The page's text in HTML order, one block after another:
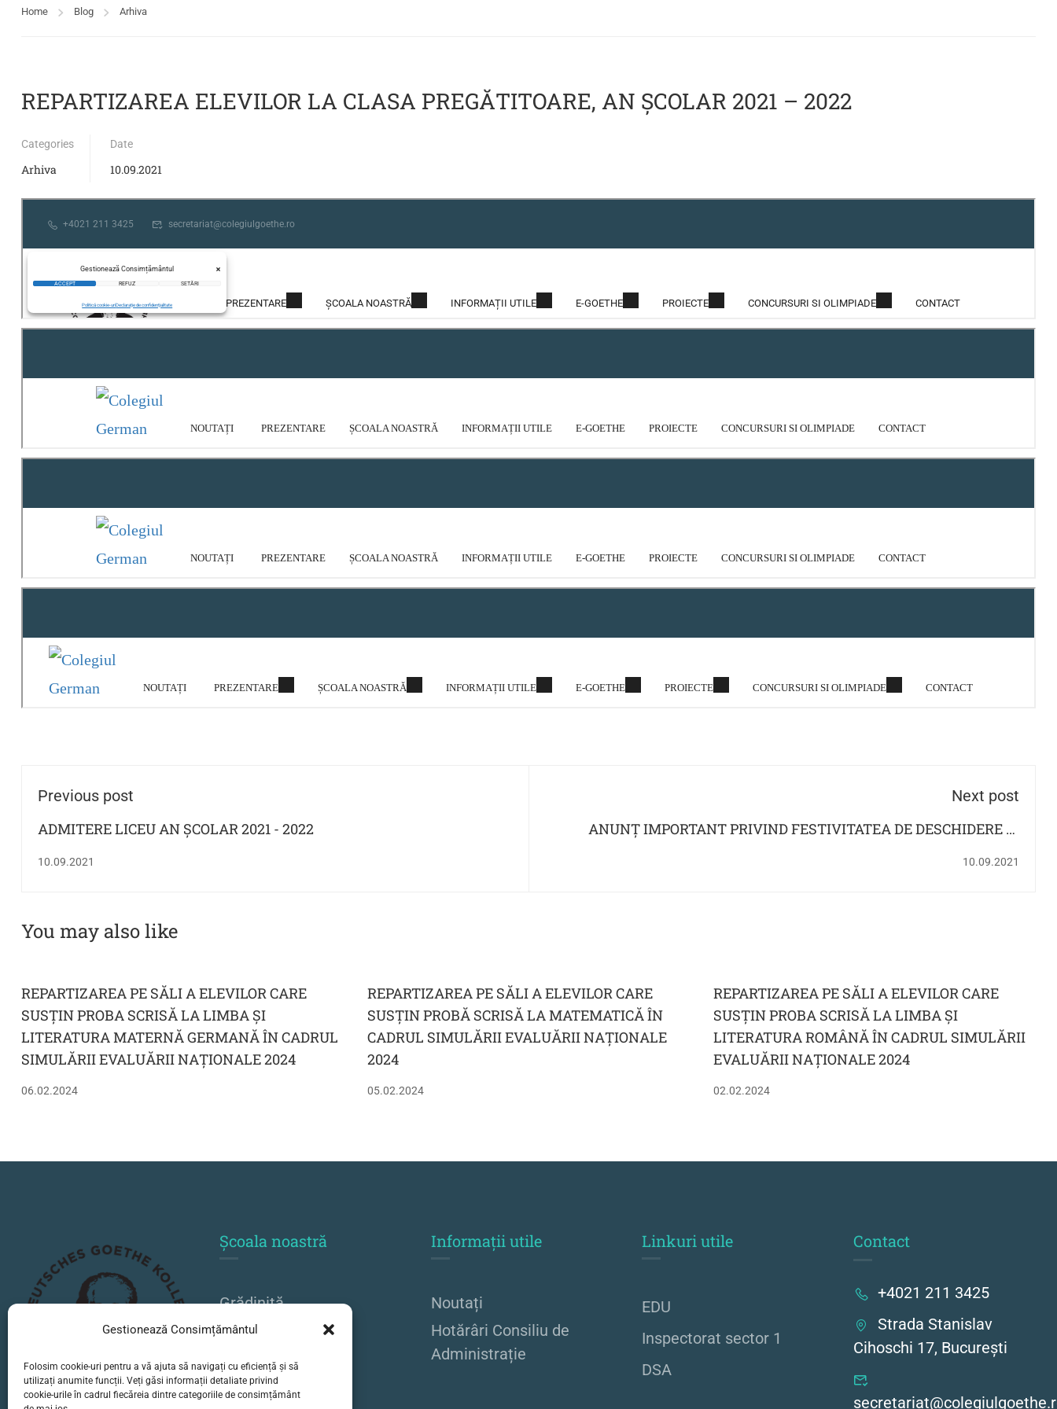
Gestionează Consimțământul
Folosim cookie-uri pentru a vă ajuta să navigați cu eficiență și să
utilizați anumite funcții. Veți găsi informații detaliate privind
cookie-urile în cadrul fiecăreia dintre categoriile de consimțământ
Home Blog Arhiva
REPARTIZAREA ELEVILOR LA CLASA PREGĂTITOARE, AN ȘCOLAR 2021 – 2022
Categories
Arhiva
Date
10.09.2021
Previous post
ADMITERE LICEU AN ȘCOLAR 2021 - 2022
10.09.2021
Next post
ANUNȚ IMPORTANT PRIVIND FESTIVITATEA DE DESCHIDERE ȘI
10.09.2021
You may also like
REPARTIZAREA PE SĂLI A ELEVILOR CARE
SUSȚIN PROBA SCRISĂ LA LIMBA ȘI
LITERATURA MATERNĂ GERMANĂ ÎN CADRUL
SIMULĂRII EVALUĂRII NAȚIONALE 2024
06.02.2024
REPARTIZAREA PE SĂLI A ELEVILOR CARE
SUSȚIN PROBĂ SCRISĂ LA MATEMATICĂ ÎN
CADRUL SIMULĂRII EVALUĂRII NAȚIONALE
2024
05.02.2024
REPARTIZAREA PE SĂLI A ELEVILOR CARE
SUSȚIN PROBA SCRISĂ LA LIMBA ȘI
LITERATURA ROMÂNĂ ÎN CADRUL SIMULĂRII
EVALUĂRII NAȚIONALE 2024
02.02.2024
Școala noastră
Grădiniță
Primar
Gimnaziu
Liceu
Informații utile
Noutați
Hotărâri Consiliu de
Administrație
Linkuri utile
EDU
Inspectorat sector 1
DSA
Contact
+4021 211 3425
Strada Stanislav
Cihoschi 17, București